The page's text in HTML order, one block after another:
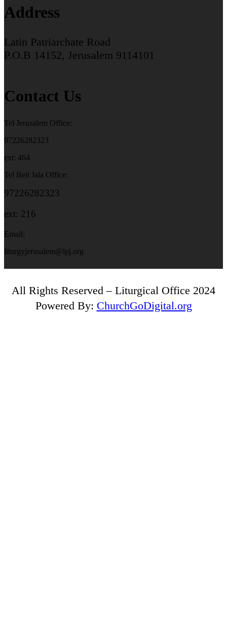
Address
Latin Patriarchate Road
P.O.B 14152, Jerusalem 9114101
Contact Us
Tel Jerusalem Office:
97226282323
ext: 464
Tel Beit Jala Office:
97226282323
ext: 216
Email:
liturgyjerusalem@lpj.org
All Rights Reserved – Liturgical Office 2024
Powered By: ChurchGoDigital.org